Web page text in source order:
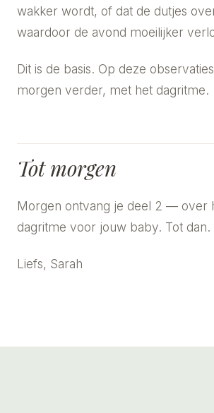
wakker wordt, of dat de dutjes
waardoor de avond moeilijker
Dit is de basis. Op deze
morgen verder, met het dagritme.
Tot morgen
Morgen ontvang je deel 2 — over
dagritme voor jouw baby. Tot dan.
Liefs, Sarah